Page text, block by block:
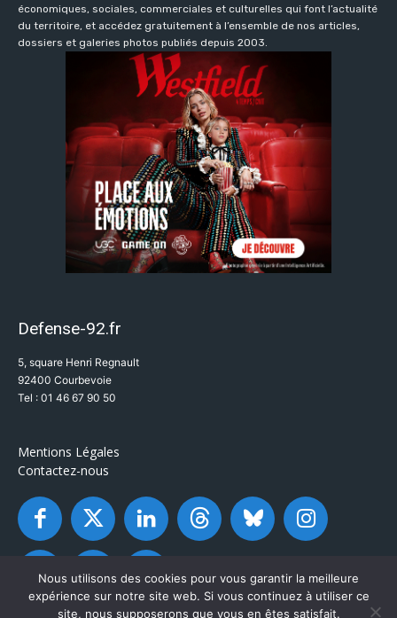
économiques, sociales, commerciales et culturelles qui font l’actualité
du territoire, et accédez gratuitement à l’ensemble de nos articles,
dossiers et galeries photos publiés depuis 2003.
Defense-92.fr
5, square Henri Regnault
92400 Courbevoie
Tel : 01 46 67 90 50
Mentions Légales
Contactez-nous
Nous utilisons des cookies pour vous garantir la meilleure
expérience sur notre site web. Si vous continuez à utiliser ce
site, nous supposerons que vous en êtes satisfait.